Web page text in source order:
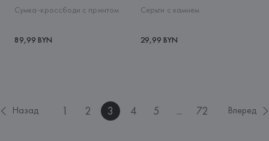
Сумка-кроссбоди с принтом
89,99 BYN
Серьги с камнем
29,99 BYN
Назад 1 2 3 4 5 ... 72 Вперед